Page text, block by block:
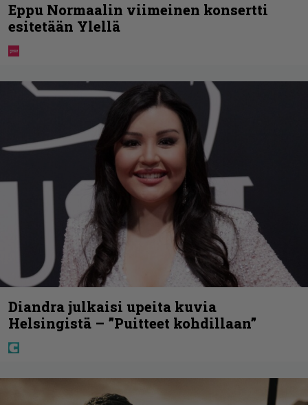
Eppu Normaalin viimeinen konsertti
esitetään Ylellä
Diandra julkaisi upeita kuvia
Helsingistä – ”Puitteet kohdillaan”